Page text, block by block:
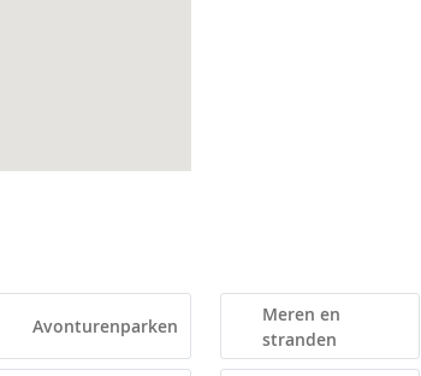
Avonturenparken
Meren en
stranden